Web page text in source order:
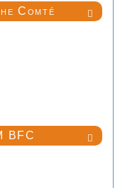

Comté

BFC